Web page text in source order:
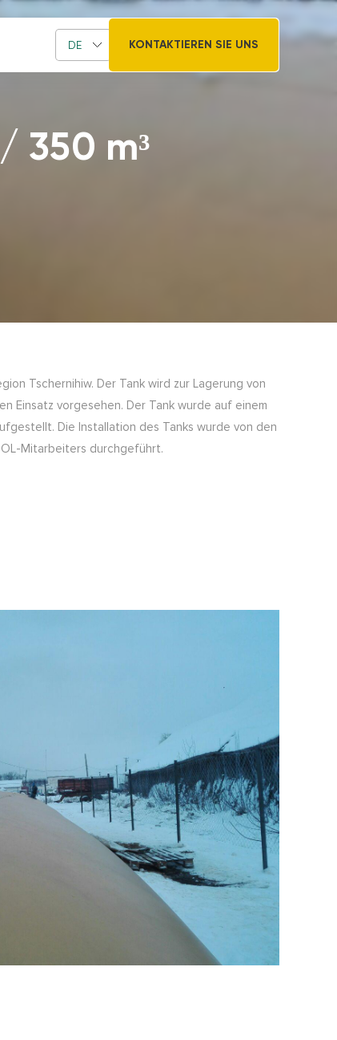
DE KONTAKTIEREN SIE UNS
350 m³
Tschernihiw. Der Tank wird zur Lagerung von
Einsatz vorgesehen. Der Tank wurde auf einem
Die Installation des Tanks wurde von den
Mitarbeiters durchgeführt.